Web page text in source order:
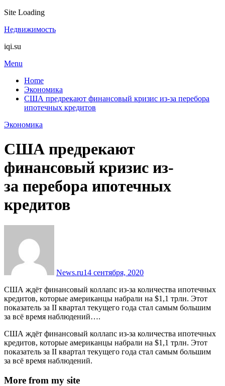
Site Loading
Skip
content
Недвижимость
iqi.su
Menu
Home
Экономика
США предрекают финансовый кризис из-за перебора
ипотечных кредитов
Экономика
США предрекают
финансовый кризис из-
за перебора ипотечных
кредитов
News.ru14 сентября, 2020
США ждёт финансовый коллапс из-за количества ипотечных
кредитов, которые американцы набрали на $1,1 трлн. Этот
показатель за II квартал текущего года стал самым большим
за всё время наблюдений….
США ждёт финансовый коллапс из-за количества ипотечных
кредитов, которые американцы набрали на $1,1 трлн. Этот
показатель за II квартал текущего года стал самым большим
за всё время наблюдений.
More from my site